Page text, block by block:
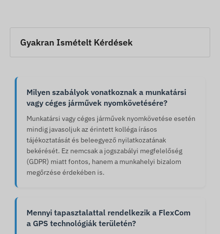
Gyakran Ismételt Kérdések
Milyen szabályok vonatkoznak a munkatársi
vagy céges járművek nyomkövetésére?
Munkatársi vagy céges járművek nyomkövetése esetén
mindig javasoljuk az érintett kolléga írásos
tájékoztatását és beleegyező nyilatkozatának
bekérését. Ez nemcsak a jogszabályi megfelelőség
(GDPR) miatt fontos, hanem a munkahelyi bizalom
megőrzése érdekében is.
Mennyi tapasztalattal rendelkezik a FlexCom
a GPS technológiák területén?